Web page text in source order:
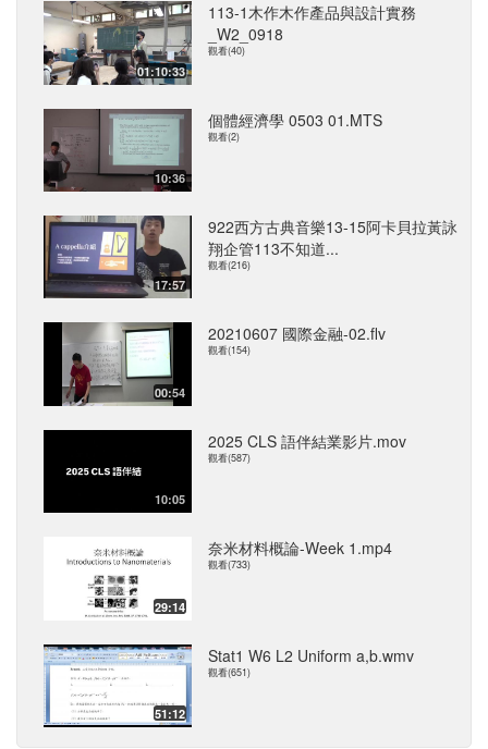
01:10:33
113-1木作木作產品與設計實務
_W2_0918
觀看(40)
10:36
個體經濟學 0503 01.MTS
觀看(2)
17:57
922西方古典音樂13-15阿卡貝拉黃詠
翔企管113不知道...
觀看(216)
00:54
20210607 國際金融-02.flv
觀看(154)
10:05
2025 CLS 語伴結業影片.mov
觀看(587)
29:14
奈米材料概論-Week 1.mp4
觀看(733)
51:12
Stat1 W6 L2 Uniform a,b.wmv
觀看(651)